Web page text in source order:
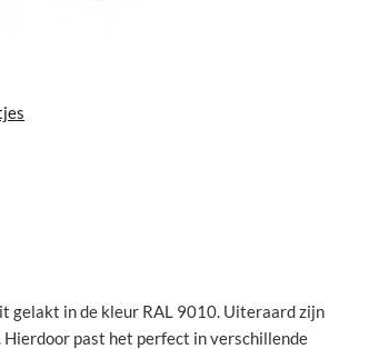
gelakt in de kleur RAL 9010. Uiteraard zijn
past het perfect in verschillende